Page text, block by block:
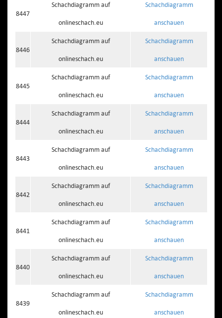
8447
Schachdiagramm auf
onlineschach.eu
Schachdiagramm
anschauen
8446
Schachdiagramm auf
onlineschach.eu
Schachdiagramm
anschauen
8445
Schachdiagramm auf
onlineschach.eu
Schachdiagramm
anschauen
8444
Schachdiagramm auf
onlineschach.eu
Schachdiagramm
anschauen
8443
Schachdiagramm auf
onlineschach.eu
Schachdiagramm
anschauen
8442
Schachdiagramm auf
onlineschach.eu
Schachdiagramm
anschauen
8441
Schachdiagramm auf
onlineschach.eu
Schachdiagramm
anschauen
8440
Schachdiagramm auf
onlineschach.eu
Schachdiagramm
anschauen
8439
Schachdiagramm auf
onlineschach.eu
Schachdiagramm
anschauen